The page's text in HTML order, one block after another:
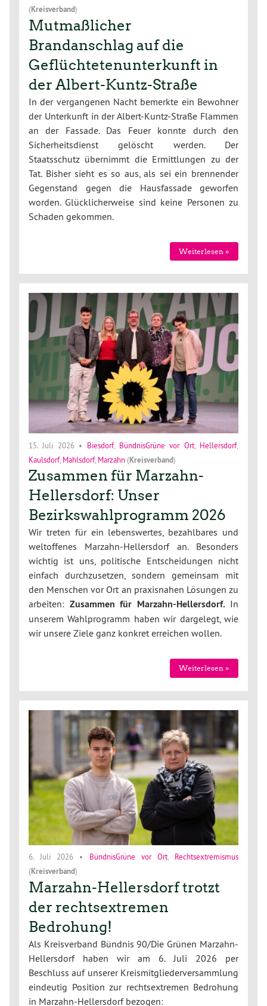
(Kreisverband)
Mutmaßlicher
Brandanschlag auf die
Geflüchtetenunterkunft in
der Albert-Kuntz-Straße
In der vergangenen Nacht bemerkte ein Bewohner
der Unterkunft in der Albert-Kuntz-Straße Flammen
an der Fassade. Das Feuer konnte durch den
Sicherheitsdienst gelöscht werden. Der
Staatsschutz übernimmt die Ermittlungen zu der
Tat. Bisher sieht es so aus, als sei ein brennender
Gegenstand gegen die Hausfassade geworfen
worden. Glücklicherweise sind keine Personen zu
Schaden gekommen.
Weiterlesen »
15. Juli 2026• Biesdorf, BündnisGrüne vor Ort, Hellersdorf,
Kaulsdorf, Mahlsdorf, Marzahn (Kreisverband)
Zusammen für Marzahn-
Hellersdorf: Unser
Bezirkswahlprogramm 2026
Wir treten für ein lebenswertes, bezahlbares und
weltoffenes Marzahn-Hellersdorf an. Besonders
wichtig ist uns, politische Entscheidungen nicht
einfach durchzusetzen, sondern gemeinsam mit
den Menschen vor Ort an praxisnahen Lösungen zu
arbeiten: Zusammen für Marzahn-Hellersdorf.In
unserem Wahlprogramm haben wir dargelegt, wie
wir unsere Ziele ganz konkret erreichen wollen.
Weiterlesen »
6. Juli 2026 • BündnisGrüne vor Ort, Rechtsextremismus
(Kreisverband)
Marzahn-Hellersdorf trotzt
der rechtsextremen
Bedrohung!
Als Kreisverband Bündnis 90/Die Grünen Marzahn-
Hellersdorf haben wir am 6. Juli 2026 per
Beschluss auf unserer Kreismitgliederversammlung
eindeutig Position zur rechtsextremen Bedrohung
in Marzahn-Hellersdorf bezogen: